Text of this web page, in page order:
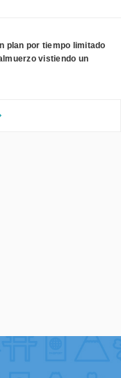
plan por tiempo limitado
vistiendo un